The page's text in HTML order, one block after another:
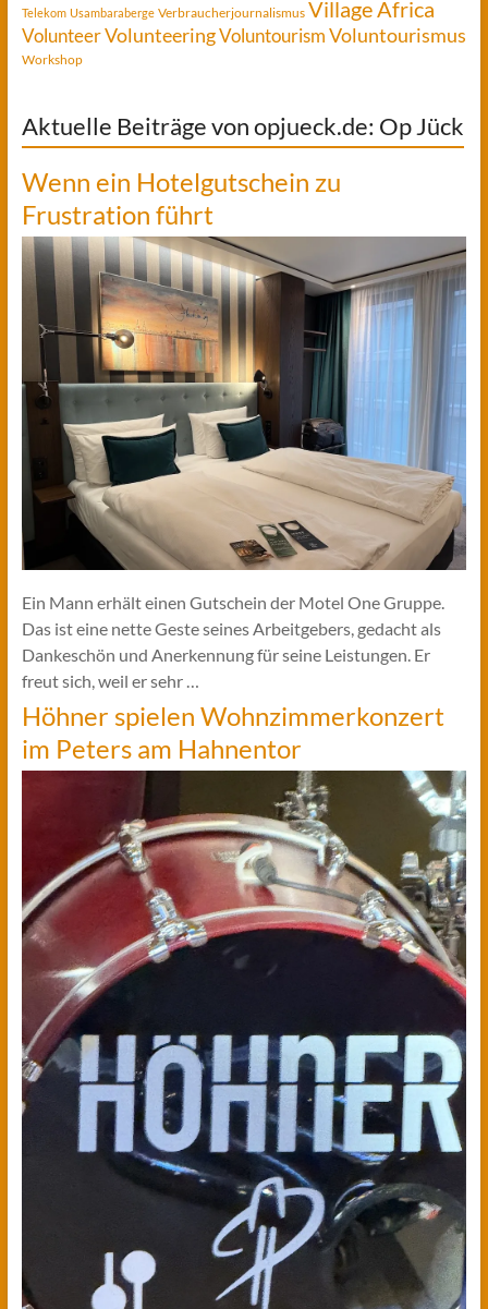
Telekom Usambaraberge Verbraucherjournalismus Village Africa
VolunteerVolunteeringVoluntourismVoluntourismus
Workshop
Aktuelle Beiträge von opjueck.de: Op Jück
Wenn ein Hotelgutschein zu
Frustration führt
Ein Mann erhält einen Gutschein der Motel One Gruppe.
Das ist eine nette Geste seines Arbeitgebers, gedacht als
Dankeschön und Anerkennung für seine Leistungen. Er
freut sich, weil er sehr …
Höhner spielen Wohnzimmerkonzert
im Peters am Hahnentor